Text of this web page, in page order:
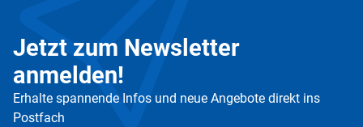
Jetzt zum Newsletter
anmelden!
Erhalte spannende Infos und neue Angebote direkt ins
Postfach